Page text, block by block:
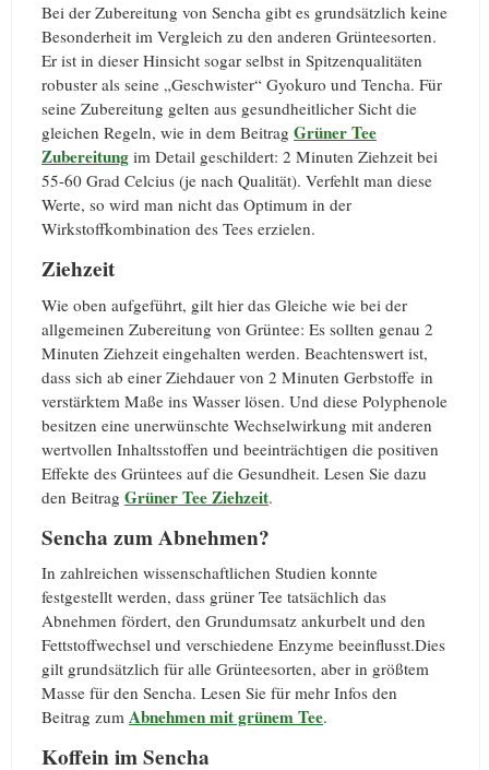
Bei der Zubereitung von Sencha gibt es grundsätzlich keine
Besonderheit im Vergleich zu den anderen Grünteesorten.
Er ist in dieser Hinsicht sogar selbst in Spitzenqualitäten
robuster als seine „Geschwister“ Gyokuro und Tencha. Für
seine Zubereitung gelten aus gesundheitlicher Sicht die
gleichen Regeln, wie in dem Beitrag Grüner Tee
Zubereitung im Detail geschildert: 2 Minuten Ziehzeit bei
55-60 Grad Celcius (je nach Qualität). Verfehlt man diese
Werte, so wird man nicht das Optimum in der
Wirkstoffkombination des Tees erzielen.
Ziehzeit
Wie oben aufgeführt, gilt hier das Gleiche wie bei der
allgemeinen Zubereitung von Grüntee: Es sollten genau 2
Minuten Ziehzeit eingehalten werden. Beachtenswert ist,
dass sich ab einer Ziehdauer von 2 Minuten Gerbstoffe in
verstärktem Maße ins Wasser lösen. Und diese Polyphenole
besitzen eine unerwünschte Wechselwirkung mit anderen
wertvollen Inhaltsstoffen und beeinträchtigen die positiven
Effekte des Grüntees auf die Gesundheit. Lesen Sie dazu
den Beitrag Grüner Tee Ziehzeit.
Sencha zum Abnehmen?
In zahlreichen wissenschaftlichen Studien konnte
festgestellt werden, dass grüner Tee tatsächlich das
Abnehmen fördert, den Grundumsatz ankurbelt und den
Fettstoffwechsel und verschiedene Enzyme beeinflusst.Dies
gilt grundsätzlich für alle Grünteesorten, aber in größtem
Masse für den Sencha. Lesen Sie für mehr Infos den
Beitrag zum Abnehmen mit grünem Tee.
Koffein im Sencha